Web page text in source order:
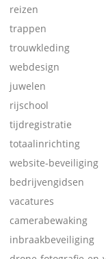
reizen
trappen
trouwkleding
webdesign
juwelen
rijschool
tijdregistratie
totaalinrichting
website-beveiliging
bedrijvengidsen
vacatures
camerabewaking
inbraakbeveiliging